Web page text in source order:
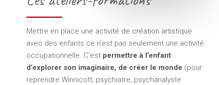
Mettre en place une activité de création artistique
avec des enfants ce n’est pas seulement une activité
occupationnelle. C’est permettre à l’enfant
d’explorer son imaginaire, de créer le monde (pour
reprendre Winnicott, psychiatre, psychanalyste